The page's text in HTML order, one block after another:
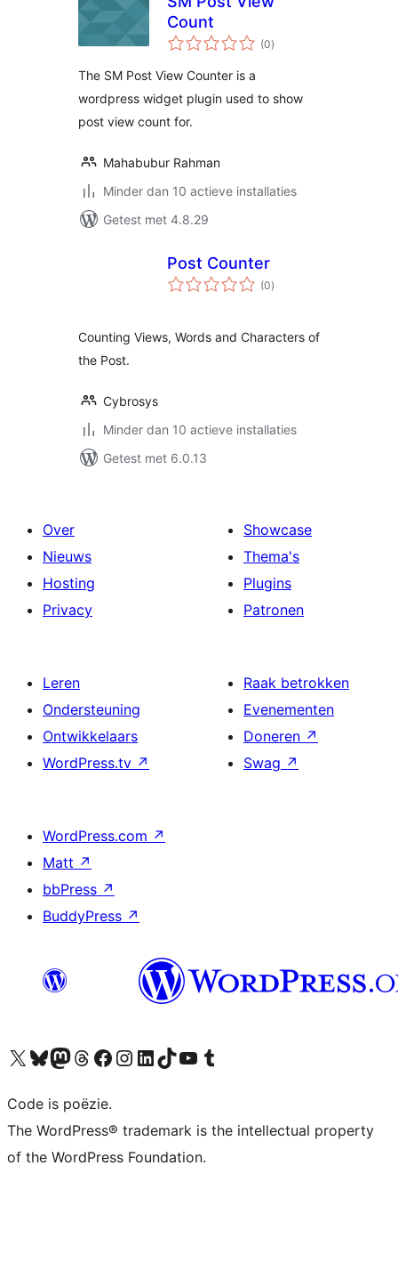
Count
(0totaal
waarderingen
)
The SM Post View Counter is a
wordpress widget plugin used to show
post view count for.
Mahabubur Rahman
Minder dan 10 actieve installaties
Getest met 4.8.29
Post Counter
(0totaal
waarderingen
)
Counting Views, Words and Characters of
the Post.
Cybrosys
Minder dan 10 actieve installaties
Getest met 6.0.13
Over
Nieuws
Hosting
Privacy
Showcase
Thema's
Plugins
Patronen
Leren
Ondersteuning
Ontwikkelaars
WordPress.tv ↗
Raak betrokken
Evenementen
Doneren ↗
Swag ↗
WordPress.com ↗
Matt ↗
bbPress ↗
BuddyPress ↗
Bezoek ons X (voorheen Twitter) account
Bezoek ons Bluesky account
Bezoek ons Mastodon account
Bezoek ons Threads account
Onze Facebook pagina bezoeken
Bezoek ons Instagram account
Bezoek ons LinkedIn account
Bezoek ons TikTok account
Bezoek ons YouTube kanaalBezoek ons Tumblr account
Code is poëzie.
The WordPress® trademark is the intellectual property
of the WordPress Foundation.